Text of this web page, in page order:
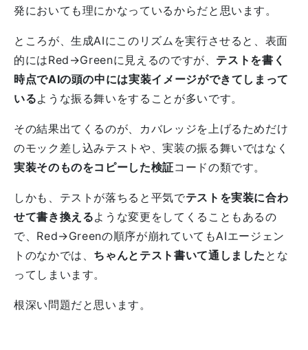
発においても理にかなっているからだと思います。
ところが、生成AIにこのリズムを実行させると、表面
的にはRed→Greenに見えるのですが、 テストを書く
時点でAIの頭の中には実装イメージができてしまって
いるような振る舞いをすることが多いです。
その結果出てくるのが、カバレッジを上げるためだけ
のモック差し込みテストや、実装の振る舞いではなく
実装そのものをコピーした検証コードの類です。
しかも、テストが落ちると平気でテストを実装に合わ
せて書き換えるような変更をしてくることもあるの
で、Red→Greenの順序が崩れていてもAIエージェン
トのなかでは、 ちゃんとテスト書いて通しました とな
ってしまいます。
根深い問題だと思います。